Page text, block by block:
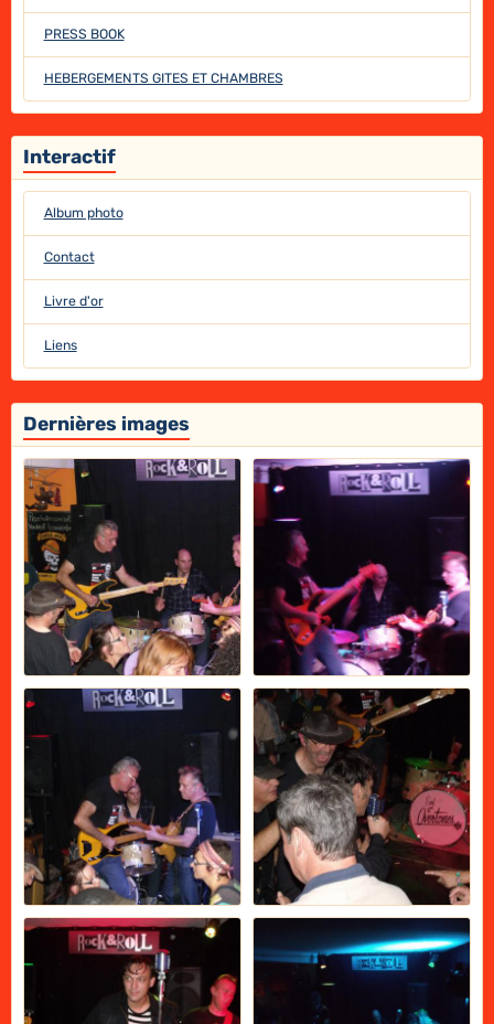
PRESS BOOK
HEBERGEMENTS GITES ET CHAMBRES
Interactif
Album photo
Contact
Livre d'or
Liens
Dernières images